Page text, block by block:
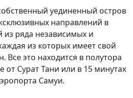
уединенный остров
направлений в
из ряда независимых и
из которых имеет свой
Все это находится в полутора
от Сурат Тани или в 15 минутах
Самуи.